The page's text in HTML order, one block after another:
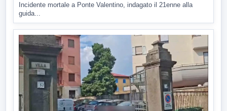
Incidente mortale a Ponte Valentino, indagato il 21enne alla
guida...